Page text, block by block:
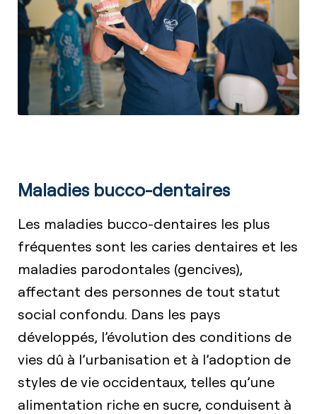
Maladies bucco-dentaires
Les maladies bucco-dentaires les plus
fréquentes sont les caries dentaires et les
maladies parodontales (gencives),
affectant des personnes de tout statut
social confondu. Dans les pays
développés, l’évolution des conditions de
vies dû à l’urbanisation et à l’adoption de
styles de vie occidentaux, telles qu’une
alimentation riche en sucre, conduisent à